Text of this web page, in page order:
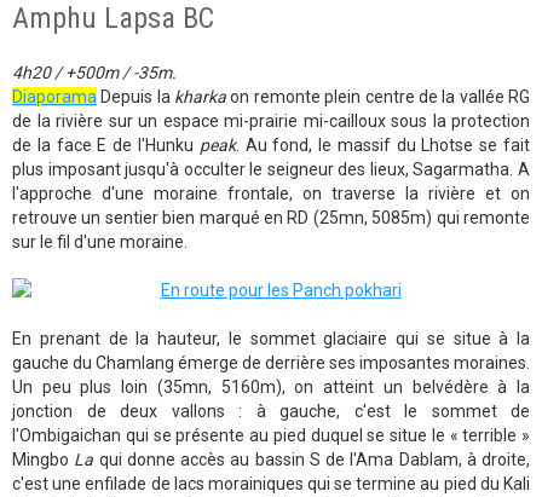
Amphu Lapsa BC
4h20 / +500m / -35m.
Diaporama Depuis la kharkaon remonte plein centre de la vallée RG
de la rivière sur un espace mi-prairie mi-cailloux sous la protection
de la face E de l'Hunku peak. Au fond, le massif du Lhotse se fait
plus imposant jusqu'à occulter le seigneur des lieux, Sagarmatha. A
l'approche d'une moraine frontale, on traverse la rivière et on
retrouve un sentier bien marqué en RD (25mn, 5085m) qui remonte
sur le fil d'une moraine.
En prenant de la hauteur, le sommet glaciaire qui se situe à la
gauche du Chamlang émerge de derrière ses imposantes moraines.
Un peu plus loin (35mn, 5160m), on atteint un belvédère à la
jonction de deux vallons : à gauche, c'est le sommet de
l'Ombigaichan qui se présente au pied duquel se situe le « terrible »
Mingbo La qui donne accès au bassin S de l'Ama Dablam, à droite,
c'est une enfilade de lacs morainiques qui se termine au pied du Kali